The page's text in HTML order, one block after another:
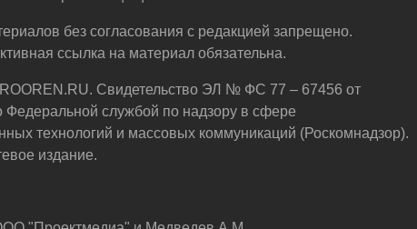
без согласования с редакцией запрещено.
ссылка на материал обязательна.
Свидетельство ЭЛ № ФС 77 – 67456 от
службой по надзору в сфере
технологий и массовых коммуникаций (Роскомнадзор).
издание.